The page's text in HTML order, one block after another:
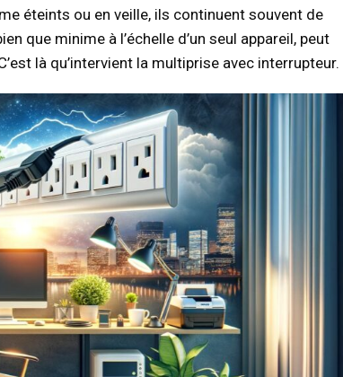
éteints ou en veille, ils continuent souvent de
que minime à l’échelle d’un seul appareil, peut
là qu’intervient la multiprise avec interrupteur.